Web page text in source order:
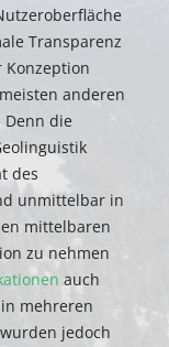
Transparenz
anderen
Denn die
des
unmittelbar in
mittelbaren
zu nehmen
auch
mehreren
jedoch